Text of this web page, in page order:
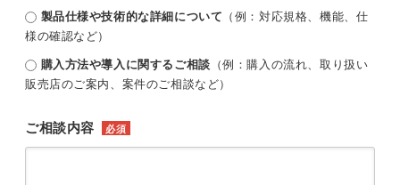
製品仕様や技術的な詳細について （例：対応規格、機能、仕
様の確認など）
購入方法や導入に関するご相談 （例：購入の流れ、取り扱い
販売店のご案内、案件のご相談など）
ご相談内容 必須